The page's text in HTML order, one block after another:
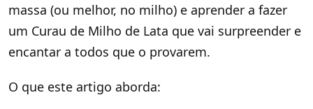
massa (ou melhor, no milho) e aprender a fazer
um Curau de Milho de Lata que vai surpreender e
encantar a todos que o provarem.
O que este artigo aborda: